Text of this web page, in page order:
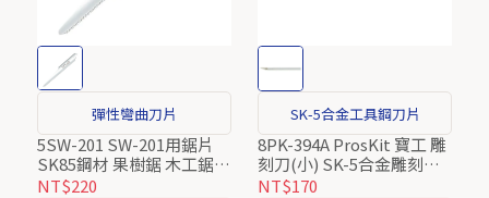
彈性彎曲刀片
5SW-201 SW-201用鋸片
SK85鋼材 果樹鋸 木工鋸
替換鋸片
NT$220
SK-5合金工具鋼刀片
8PK-394A ProsKit 寶工 雕
刻刀(小) SK-5合金雕刻刀-
小(Φ8mm)
NT$170